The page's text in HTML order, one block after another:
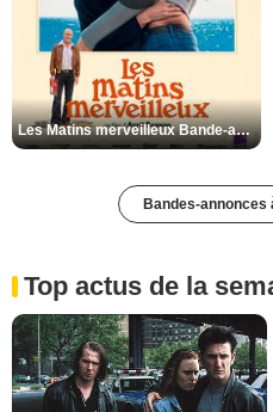
Les Matins merveilleux Bande-annonce VF
Bandes-annonces
Top actus de la